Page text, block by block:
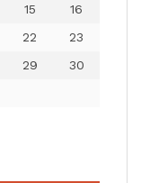
15
16
22
23
29
30